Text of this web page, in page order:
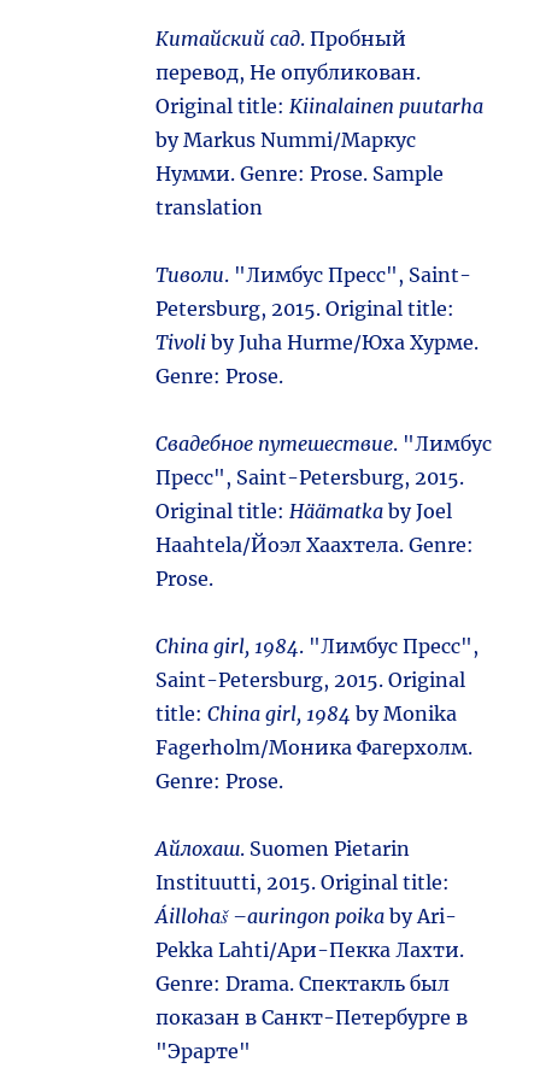
Китайский сад. Пробный
перевод, Не опубликован.
Original title:Kiinalainen puutarha
by Markus Nummi/Маркус
Нумми. Genre: Prose. Sample
translation
Тиволи. "Лимбус Пресс", Saint-
Petersburg, 2015. Original title:
Tivoli by Juha Hurme/Юха Хурме.
Genre: Prose.
Свадебное путешествие. "Лимбус
Пресс", Saint-Petersburg, 2015.
Original title:Häämatka by Joel
Haahtela/Йоэл Хаахтела. Genre:
Prose.
China girl, 1984. "Лимбус Пресс",
Saint-Petersburg, 2015. Original
title:China girl, 1984 by Monika
Fagerholm/Моника Фагерхолм.
Genre: Prose.
Айлохаш. Suomen Pietarin
Instituutti, 2015. Original title:
Áillohaš –auringon poika by Ari-
Pekka Lahti/Ари-Пекка Лахти.
Genre: Drama. Спектакль был
показан в Санкт-Петербурге в
"Эрарте"